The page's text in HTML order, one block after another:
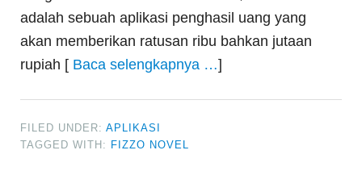
adalah sebuah aplikasi penghasil uang yang
akan memberikan ratusan ribu bahkan jutaan
rupiah [ Baca selengkapnya …]
FILED UNDER:APLIKASI
TAGGED WITH: FIZZO NOVEL